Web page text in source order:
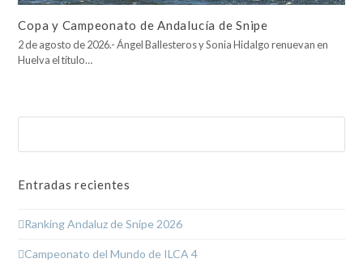
Copa y Campeonato de Andalucía de Snipe
2 de agosto de 2026.- Ángel Ballesteros y Sonia Hidalgo renuevan en
Huelva el título…
Entradas recientes
Ranking Andaluz de Snipe 2026
Campeonato del Mundo de ILCA 4